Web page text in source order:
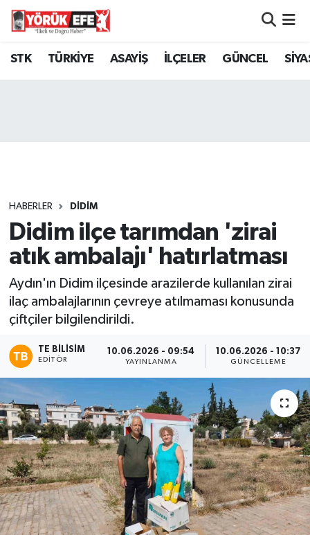
STK TÜRKİYE ASAYİŞ İLÇELER GÜNCEL
HABERLER DİDİM
Didim ilçe tarımdan 'zirai
atık ambalajı' hatırlatması
Aydın'ın Didim ilçesinde arazilerde kullanılan zirai
ilaç ambalajlarının çevreye atılmaması konusunda
çiftçiler bilgilendirildi.
TE BILISIM
EDITÖR
10.06.2026 - 09:54
YAYINLANMA
10.06.2026 - 10:37
GÜNCELLEME
Aydın Nöbetçi Eczaneler
Tüm Manşetler
Son Dakika Haberleri
Haber Arşivi